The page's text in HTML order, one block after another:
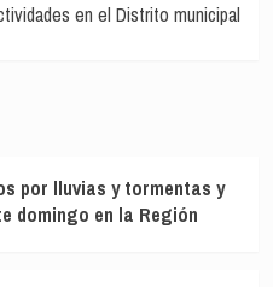
en el Distrito municipal
por lluvias y tormentas y
domingo en la Región